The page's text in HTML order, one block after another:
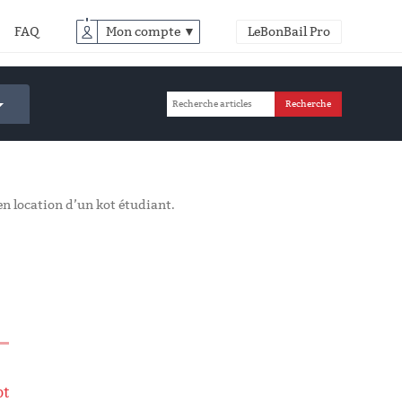
FAQ Mon compte ▼ LeBonBail Pro
location d’un kot étudiant.